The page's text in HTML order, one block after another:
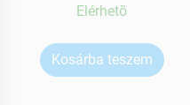
Elérhetõ
Kosárba teszem